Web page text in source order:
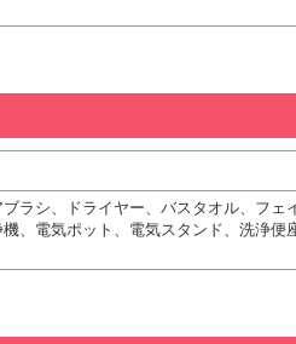
ラシ、ドライヤー、バスタオル、フェ
、電気ポット、電気スタンド、洗浄便